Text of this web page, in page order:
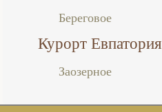
Береговое
Курорт Евпатория
Заозерное